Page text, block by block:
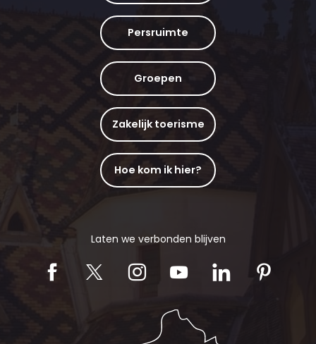
Persruimte
Groepen
Zakelijk toerisme
Hoe kom ik hier?
Laten we verbonden blijven